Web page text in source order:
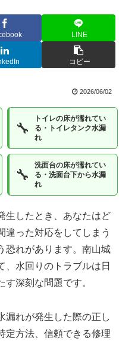
LINE
コピー
2026/06/02
🔧
トイレの床が濡れてい
る・トイレタンク水漏
れ
🔧
洗面台の床が濡れてい
る・洗面台下から水漏
れ
生したとき、あなたはど
違った対応をしてしまう
恐れがあります。南山城
、水回りのトラブルは日
深刻な問題です。
漏れが発生した際の正し
定方法、信頼できる修理